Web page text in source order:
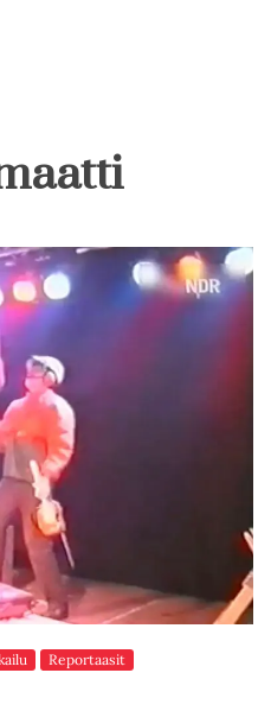
Reportaasit